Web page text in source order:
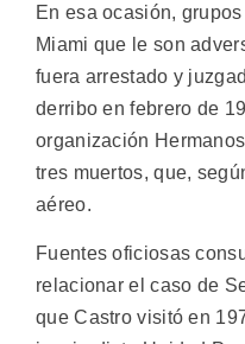
En esa ocasión,
Miami que le son
fuera arrestado y
derribo en febrero de
organización
tres muertos, que,
aéreo.
Fuentes oficiosas
relacionar el caso de
que Castro visitó en